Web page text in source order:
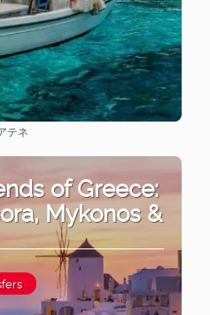
見る
テネ
of Greece:
Mykonos &